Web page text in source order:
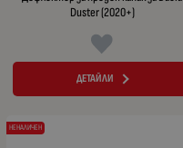
Duster (2020+)
ДЕТАЙЛИ
НЕНАЛИЧЕН